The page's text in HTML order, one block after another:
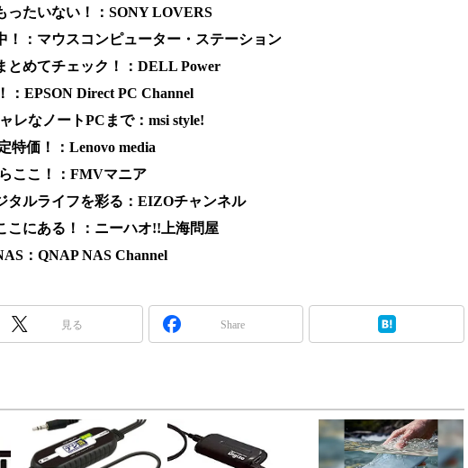
ったいない！：SONY LOVERS
！：マウスコンピューター・ステーション
とめてチェック！：DELL Power
：EPSON Direct PC Channel
レなノートPCまで：msi style!
特価！：Lenovo media
ここ！：FMVマニア
タルライフを彩る：EIZOチャンネル
こにある！：ニーハオ!!上海問屋
：QNAP NAS Channel
見る Share